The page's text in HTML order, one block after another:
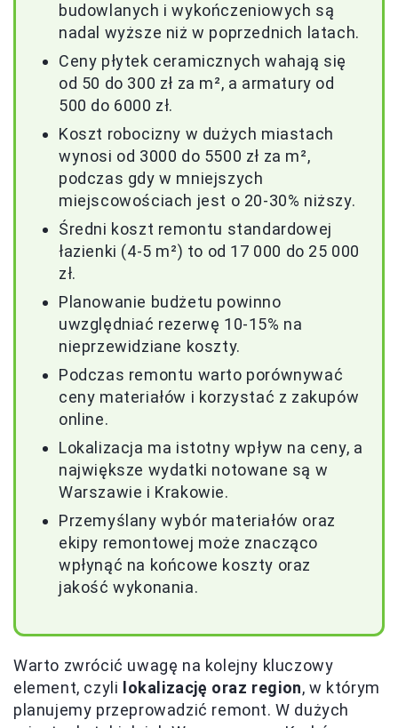
budowlanych i wykończeniowych są
nadal wyższe niż w poprzednich latach.
Ceny płytek ceramicznych wahają się
od 50 do 300 zł za m², a armatury od
500 do 6000 zł.
Koszt robocizny w dużych miastach
wynosi od 3000 do 5500 zł za m²,
podczas gdy w mniejszych
miejscowościach jest o 20-30% niższy.
Średni koszt remontu standardowej
łazienki (4-5 m²) to od 17 000 do 25 000
zł.
Planowanie budżetu powinno
uwzględniać rezerwę 10-15% na
nieprzewidziane koszty.
Podczas remontu warto porównywać
ceny materiałów i korzystać z zakupów
online.
Lokalizacja ma istotny wpływ na ceny, a
największe wydatki notowane są w
Warszawie i Krakowie.
Przemyślany wybór materiałów oraz
ekipy remontowej może znacząco
wpłynąć na końcowe koszty oraz
jakość wykonania.
Warto zwrócić uwagę na kolejny kluczowy
element, czyli
lokalizację oraz region, w którym
planujemy przeprowadzić remont. W dużych